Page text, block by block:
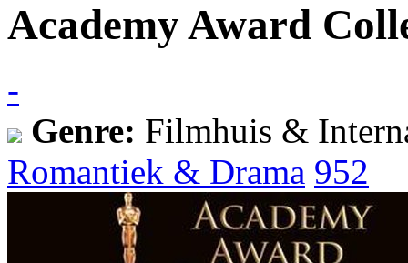
Academy Award
-
Genre: Filmhuis &
Romantiek & Drama 952